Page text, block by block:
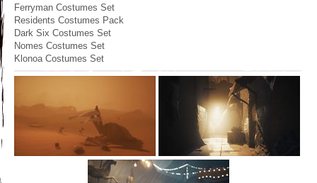
Ferryman Costumes Set
Residents Costumes Pack
Dark Six Costumes Set
Nomes Costumes Set
Klonoa Costumes Set